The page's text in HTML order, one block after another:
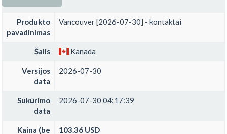
Produkto
pavadinimas
Vancouver [2026-07-30] - kontaktai
Šalis Kanada
Versijos
data
2026-07-30
Sukūrimo
data
2026-07-30 04:17:39
Kaina (be
103.36 USD